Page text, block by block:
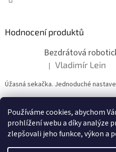
Používáme cookies, abychom
prohlížení webu a díky analýze
zlepšovali jeho funkce, výkon a
Hodnocení produktů
Hodnocení produktu je 5
| Vladimír Lein
Úžasná sekačka. Jednoduché
ZDE NÁM MŮŽETE